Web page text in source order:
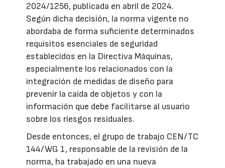
2024/1256, publicada en abril de 2024.
Según dicha decisión, la norma vigente no
abordaba de forma suficiente determinados
requisitos esenciales de seguridad
establecidos en la Directiva Máquinas,
especialmente los relacionados con la
integración de medidas de diseño para
prevenir la caída de objetos y con la
información que debe facilitarse al usuario
sobre los riesgos residuales.
Desde entonces, el grupo de trabajo CEN/TC
144/WG 1, responsable de la revisión de la
norma, ha trabajado en una nueva